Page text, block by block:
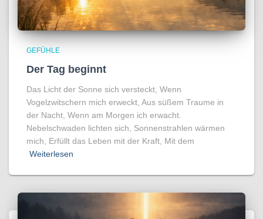
GEFÜHLE
Der Tag beginnt
Das Licht der Sonne sich versteckt, Wenn
Vogelzwitschern mich erweckt, Aus süßem Traume in
der Nacht, Wenn am Morgen ich erwacht.
Nebelschwaden lichten sich, Sonnenstrahlen wärmen
mich, Erfüllt das Leben mit der Kraft, Mit dem
Weiterlesen